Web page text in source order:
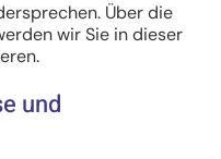
Über die
wir Sie in dieser
und